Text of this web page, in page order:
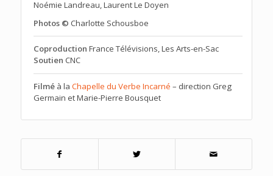
Noémie Landreau, Laurent Le Doyen
Photos © Charlotte Schousboe
Coproduction France Télévisions, Les Arts-en-Sac
Soutien CNC
Filméà la Chapelle du Verbe Incarné – direction Greg
Germain et Marie-Pierre Bousquet